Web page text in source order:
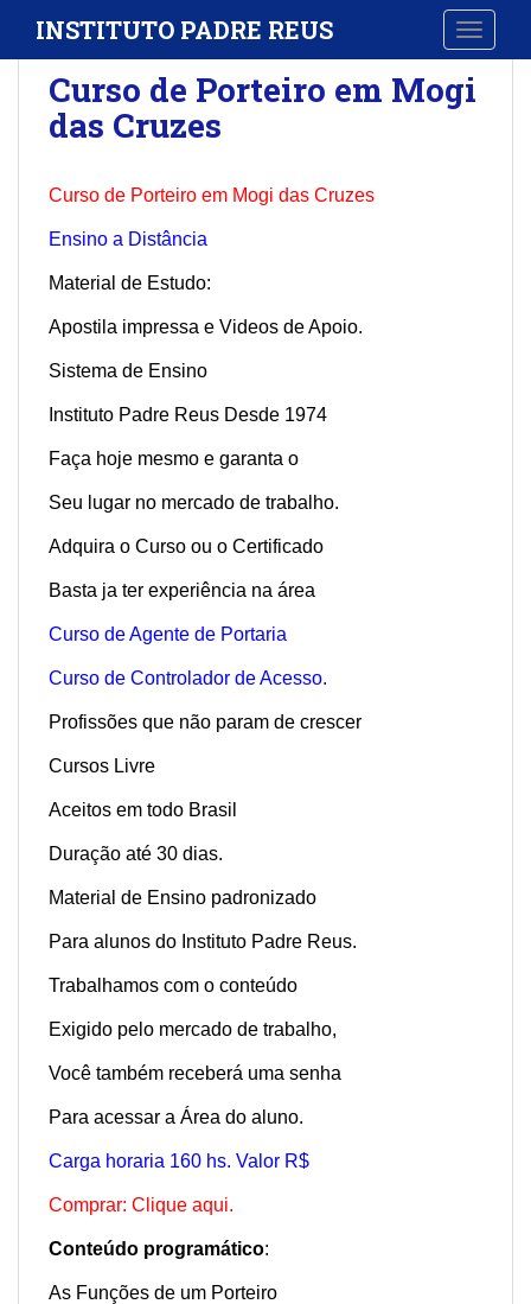
i
INSTITUTO PADRE REUS
Curso de Porteiro em Mogi
das Cruzes
Curso de Porteiro em Mogi das Cruzes
Ensino a Distância
Material de Estudo:
Apostila impressa e Videos de Apoio.
Sistema de Ensino
Instituto Padre Reus Desde 1974
Faça hoje mesmo e garanta o
Seu lugar no mercado de trabalho.
Adquira o Curso ou o Certificado
Basta ja ter experiência na área
Curso de Agente de Portaria
Curso de Controlador de Acesso.
Profissões que não param de crescer
Cursos Livre
Aceitos em todo Brasil
Duração até 30 dias.
Material de Ensino padronizado
Para alunos do Instituto Padre Reus.
Trabalhamos com o conteúdo
Exigido pelo mercado de trabalho,
Você também receberá uma senha
Para acessar a Área do aluno.
Carga horaria 160 hs. Valor R$
Comprar: Clique aqui.
Conteúdo programático:
As Funções de um Porteiro